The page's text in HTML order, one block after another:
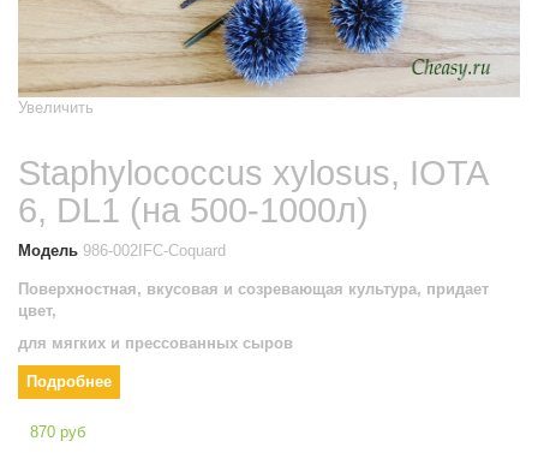
Увеличить
Staphylococcus xylosus, IOTA
6, DL1 (на 500-1000л)
Модель 986-002IFC-Coquard
Поверхностная, вкусовая и созревающая культура, придает
цвет,
для мягких и прессованных сыров
Подробнее
870 руб